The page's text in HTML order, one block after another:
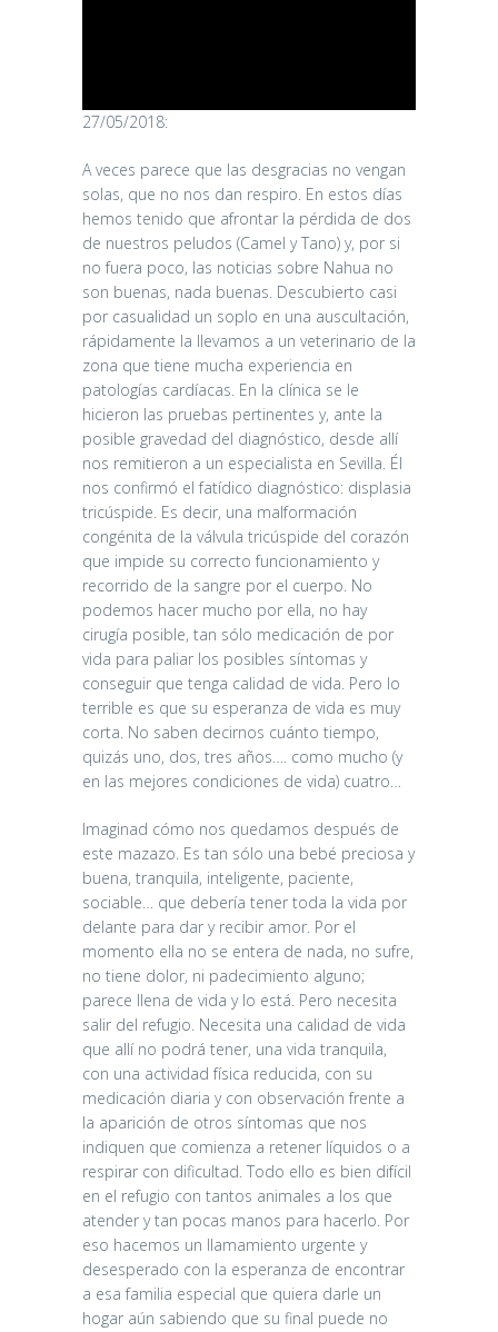
27/05/2018:
A veces parece que las desgracias no vengan
solas, que no nos dan respiro. En estos días
hemos tenido que afrontar la pérdida de dos
de nuestros peludos (Camel y Tano) y, por si
no fuera poco, las noticias sobre Nahua no
son buenas, nada buenas. Descubierto casi
por casualidad un soplo en una auscultación,
rápidamente la llevamos a un veterinario de la
zona que tiene mucha experiencia en
patologías cardíacas. En la clínica se le
hicieron las pruebas pertinentes y, ante la
posible gravedad del diagnóstico, desde allí
nos remitieron a un especialista en Sevilla. Él
nos confirmó el fatídico diagnóstico: displasia
tricúspide. Es decir, una malformación
congénita de la válvula tricúspide del corazón
que impide su correcto funcionamiento y
recorrido de la sangre por el cuerpo. No
podemos hacer mucho por ella, no hay
cirugía posible, tan sólo medicación de por
vida para paliar los posibles síntomas y
conseguir que tenga calidad de vida. Pero lo
terrible es que su esperanza de vida es muy
corta. No saben decirnos cuánto tiempo,
quizás uno, dos, tres años…. como mucho (y
en las mejores condiciones de vida) cuatro…
Imaginad cómo nos quedamos después de
este mazazo. Es tan sólo una bebé preciosa y
buena, tranquila, inteligente, paciente,
sociable… que debería tener toda la vida por
delante para dar y recibir amor. Por el
momento ella no se entera de nada, no sufre,
no tiene dolor, ni padecimiento alguno;
parece llena de vida y lo está. Pero necesita
salir del refugio. Necesita una calidad de vida
que allí no podrá tener, una vida tranquila,
con una actividad física reducida, con su
medicación diaria y con observación frente a
la aparición de otros síntomas que nos
indiquen que comienza a retener líquidos o a
respirar con dificultad. Todo ello es bien difícil
en el refugio con tantos animales a los que
atender y tan pocas manos para hacerlo. Por
eso hacemos un llamamiento urgente y
desesperado con la esperanza de encontrar
a esa familia especial que quiera darle un
hogar aún sabiendo que su final puede no